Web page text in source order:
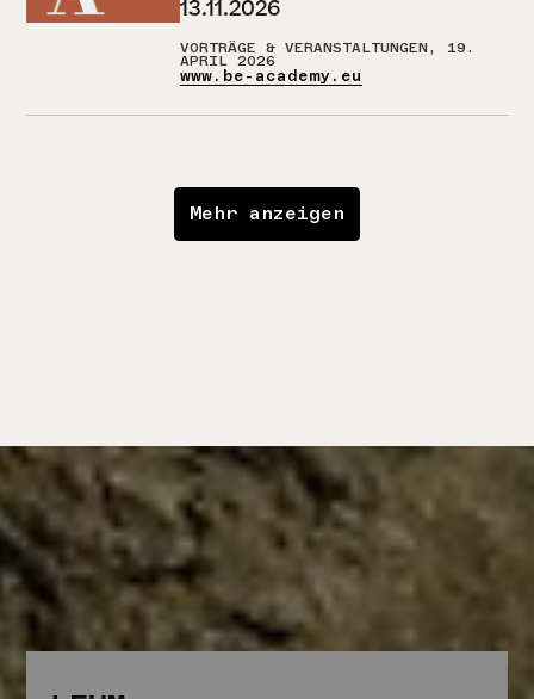
13.11.2026
VORTRÄGE & VERANSTALTUNGEN, 19.
APRIL 2026
www.be-academy.eu
Mehr anzeigen